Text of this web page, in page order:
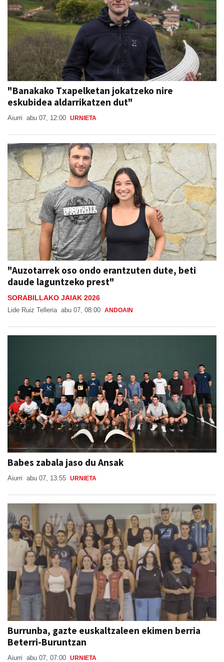
"Banakako Txapelketan jokatzeko nire
eskubidea aldarrikatzen dut"
Aiurri abu 07, 12:00 URNIETA
"Auzotarrek oso ondo erantzuten dute, beti
daude laguntzeko prest"
SORABILLAKO JAIAK 2026
Lide Ruiz Telleria abu 07, 08:00 ANDOAIN
Babes zabala jaso du Ansak
Aiurri abu 07, 13:55 URNIETA
Burrunba, gazte euskaltzaleen ekimen berria
Beterri-Buruntzan
Aiurri abu 07, 07:00 URNIETA